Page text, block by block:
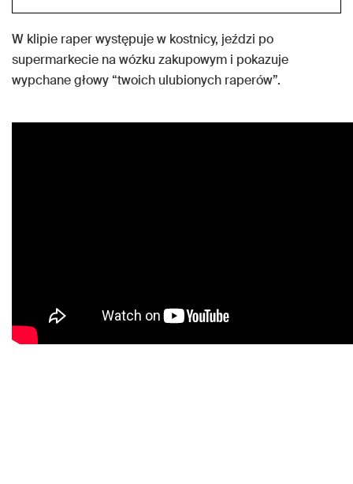
W klipie raper występuje w kostnicy, jeździ po
supermarkecie na wózku zakupowym i pokazuje
wypchane głowy “twoich ulubionych raperów”.